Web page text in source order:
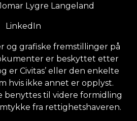
Lygre Langeland
LinkedIn
og grafiske fremstillinger på
er beskyttet etter
er Civitas’ eller den enkelte
hvis ikke annet er opplyst.
benyttes til videre formidling
fra rettighetshaveren.